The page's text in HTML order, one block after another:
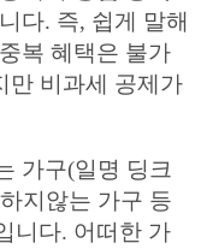
다. 즉, 쉽게 말해
복 혜택은 불가
만 비과세 공제가
가구(일명 딩크
지않는 가구 등
니다. 어떠한 가